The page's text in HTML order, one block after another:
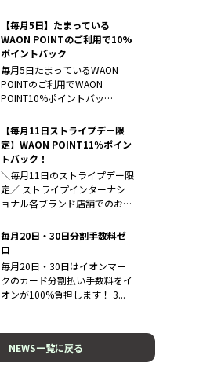
【毎月5日】たまっている
WAON POINTのご利用で10%
ポイントバック
毎月5日たまっているWAON
POINTのご利用でWAON
POINT10%ポイントバッ
【毎月11日ストライプデー限
定】WAON POINT11％ポイン
トバック！
＼毎月11日のストライプデー限
定／ ストライプインターナシ
ョナル各ブランド店舗でのお支
毎月20日・30日分割手数料ゼ
ロ
毎月20日・30日はイオンマー
クのカード分割払い手数料をイ
オンが100%負担します！ 3...
NEWS一覧に戻る